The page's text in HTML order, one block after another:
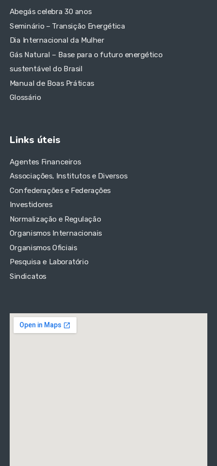
Abegás celebra 30 anos
Seminário – Transição Energética
Dia Internacional da Mulher
Gás Natural – Base para o futuro energético
sustentável do Brasil
Manual de Boas Práticas
Glossário
Links úteis
Agentes Financeiros
Associações, Institutos e Diversos
Confederações e Federações
Investidores
Normalização e Regulação
Organismos Internacionais
Organismos Oficiais
Pesquisa e Laboratório
Sindicatos